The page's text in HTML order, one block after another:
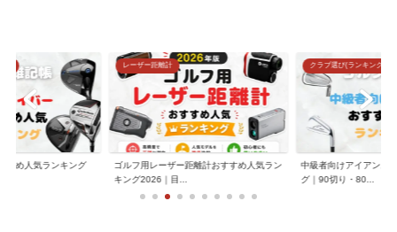
すめ人気ランキング
レーザー距離計
ゴルフ用レーザー距離計おすすめ人気ラン
キング2026｜目...
クラブ選び(ランキング)
中級者向けアイアンお
グ｜90切り・80...